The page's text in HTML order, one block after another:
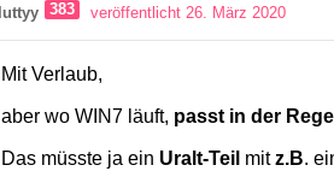
luttyy 383 veröffentlicht 26. März 2020
Mit Verlaub,
aber wo WIN7 läuft, passt in der
Das müsste ja ein Uralt-Teil mitz.B.